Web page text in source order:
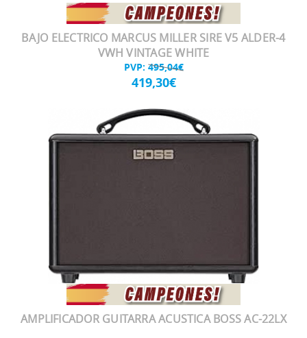
BAJO ELECTRICO MARCUS MILLER SIRE V5 ALDER-4
VWH VINTAGE WHITE
PVP: 495,04€
419,30€
AMPLIFICADOR GUITARRA ACUSTICA BOSS AC-22LX